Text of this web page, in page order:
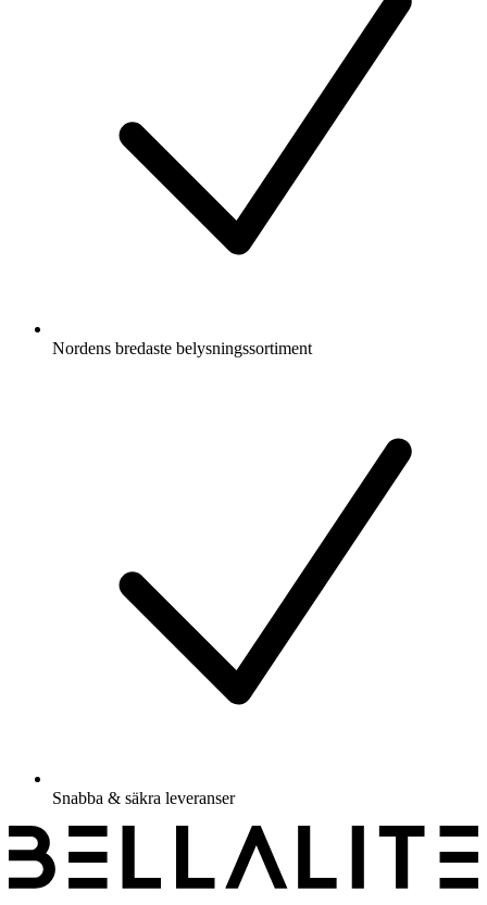
Nordens bredaste belysningssortiment
Snabba & säkra leveranser